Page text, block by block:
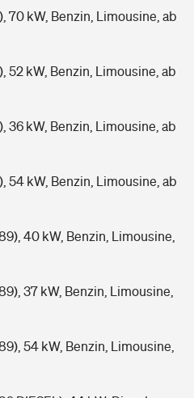
70 kW, Benzin, Limousine, ab
52 kW, Benzin, Limousine, ab
36 kW, Benzin, Limousine, ab
54 kW, Benzin, Limousine, ab
40 kW, Benzin, Limousine,
37 kW, Benzin, Limousine,
54 kW, Benzin, Limousine,